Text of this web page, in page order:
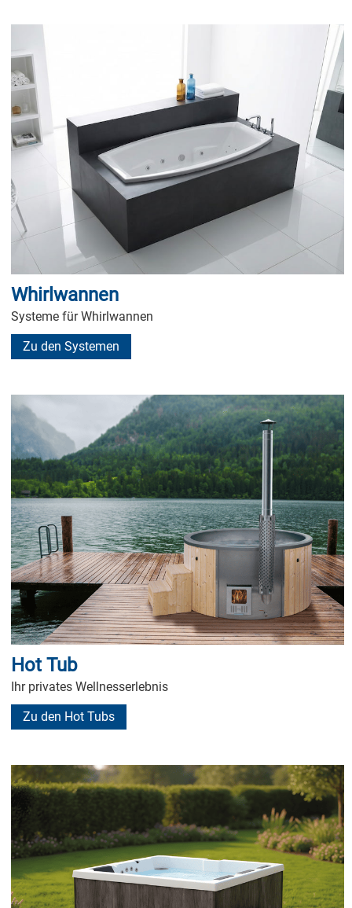
Whirlwannen
Systeme für Whirlwannen
Zu den Systemen
Hot Tub
Ihr privates Wellnesserlebnis
Zu den Hot Tubs